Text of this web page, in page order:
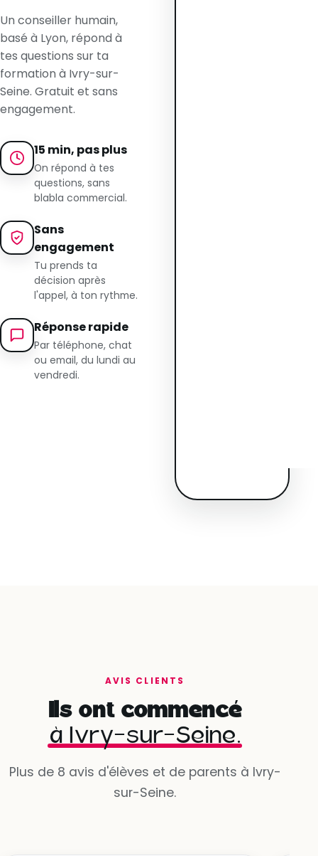
Un conseiller humain,
basé à Lyon, répond à
tes questions sur ta
formation à Ivry-sur-
Seine. Gratuit et sans
engagement.
15 min, pas plus
On répond à tes
questions, sans
blabla commercial.
Sans
engagement
Tu prends ta
décision après
l'appel, à ton rythme.
Réponse rapide
Par téléphone, chat
ou email, du lundi au
vendredi.
AVIS CLIENTS
Ils ont commencé
à Ivry-sur-Seine.
Plus de 8 avis d'élèves et de parents à Ivry-
sur-Seine.